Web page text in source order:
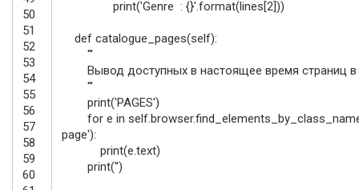
50
51
52
53
54
55
56
57
58
59
60
print('Genre : {}' format(lines[2]))
def catalogue_pages(self):
'''
Вывод доступных в настоящее время страниц в
'''
print('PAGES')
for e in selfbrowser.
page'):
print(e text)
print('')